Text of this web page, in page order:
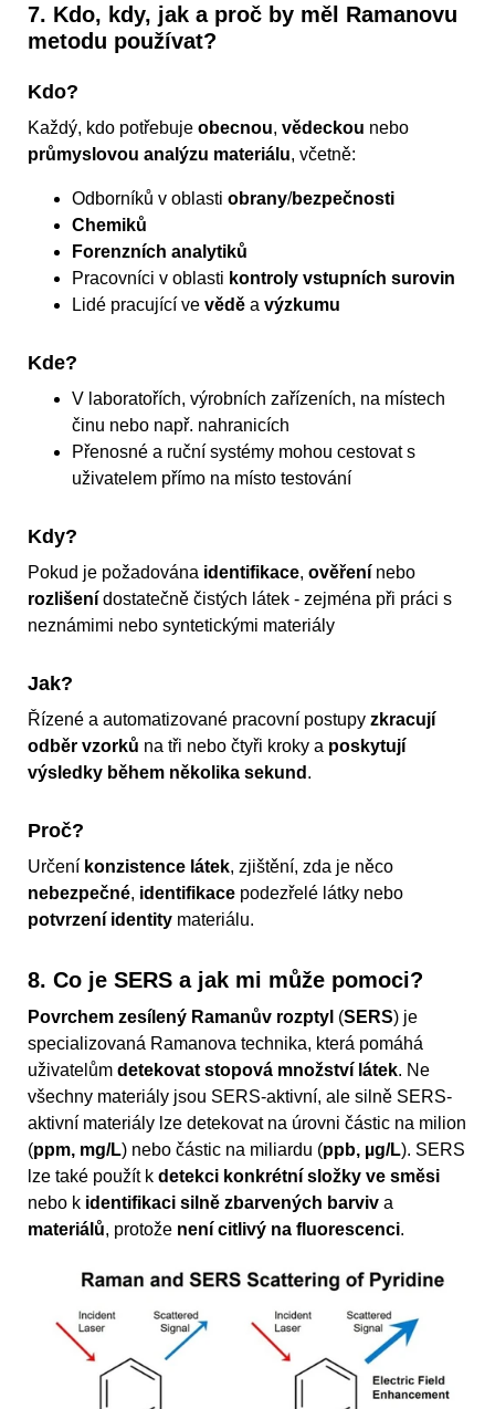
7. Kdo, kdy, jak a proč by měl Ramanovu
metodu používat?
Kdo?
Každý, kdo potřebuje obecnou, vědeckou nebo
průmyslovou analýzu materiálu, včetně:
Odborníků v oblasti obrany/bezpečnosti
Chemiků
Forenzních analytiků
Pracovníci v oblasti kontroly vstupních surovin
Lidé pracující ve vědě a výzkumu
Kde?
V laboratořích, výrobních zařízeních, na místech
činu nebo např. nahranicích
Přenosné a ruční systémy mohou cestovat s
uživatelem přímo na místo testování
Kdy?
Pokud je požadována identifikace, ověření nebo
rozlišení dostatečně čistých látek - zejména při práci s
neznámimi nebo syntetickými materiály
Jak?
Řízené a automatizované pracovní postupy zkracují
odběr vzorků na tři nebo čtyři kroky a poskytují
výsledky během několika sekund .
Proč?
Určení konzistence látek, zjištění, zda je něco
nebezpečné, identifikace podezřelé látky nebo
potvrzení identity materiálu.
8. Co je SERS a jak mi může pomoci?
Povrchem zesílený Ramanův rozptyl (SERS) je
specializovaná Ramanova technika, která pomáhá
uživatelům detekovat stopová množství látek. Ne
všechny materiály jsou SERS-aktivní, ale silně SERS-
aktivní materiály lze detekovat na úrovni částic na milion
(ppm, mg/L) nebo částic na miliardu (ppb, µg/L). SERS
lze také použít k detekci konkrétní složky ve směsi
nebo k identifikaci silně zbarvených barviv a
materiálů, protože není citlivý na fluorescenci.